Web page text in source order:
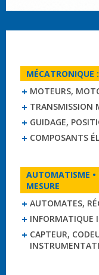
MÉCATRONIQUE
MOTEURS,
TRANSMISSION
GUIDAGE,
COMPOSANTS
AUTOMATISME •
MESURE
AUTOMATES,
INFORMATIQUE
CAPTEUR,